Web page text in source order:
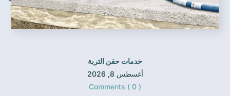
خدمات حقن التربة
أغسطس 8, 2026
Comments ( 0 )